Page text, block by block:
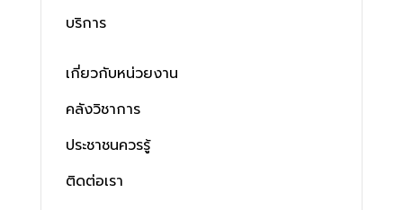
บริการ
เกี่ยวกับหน่วยงาน
คลังวิชาการ
ประชาชนควรรู้
ติดต่อเรา